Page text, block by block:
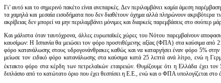
Γι’ αυτό και το σημερινό πακέτο είναι ανεπαρκές. Δεν περιλαμβάνει καμία άμεση
τα χαμηλά και μεσαία εισοδήματα που δεν διαθέτουν όχημα αλλά πληρώνουν ακριβότερα
ακρίβειας δεν μπορεί να μην περιλαμβάνει μόνιμες και διαρκείς παρεμβάσεις στο σούπερ
Και μάλιστα όταν ταυτόχρονα, άλλες ευρωπαϊκές χώρες του Νότου παρεμβαίνουν
καυσίμων: Η Ισπανία θα μειώσει τον φόρο προστιθέμενης αξίας (ΦΠΑ) στα καύσιμα από
φόρο κατανάλωσης στους υδρογονάνθρακες καθώς και να καταργήσει έναν φόρο 5% στην
μείωσε τον ειδικό φόρο κατανάλωσης στα καύσιμα κατά 25 λεπτά ανά λίτρο, ενώ η
έκτακτο φόρο στα κέρδη των πετρελαϊκών εταιρειών. Θυμίζουμε ότι η Ελλάδα έχει τον
διπλάσιο από το κατώτατο όριο που έχει θεσπίσει η Ε.Ε., ενώ και ο ΦΠΑ υπολογίζεται